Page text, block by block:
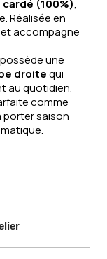
(100%),
Réalisée en
accompagne
possède une
droitequi
au quotidien.
comme
porter saison